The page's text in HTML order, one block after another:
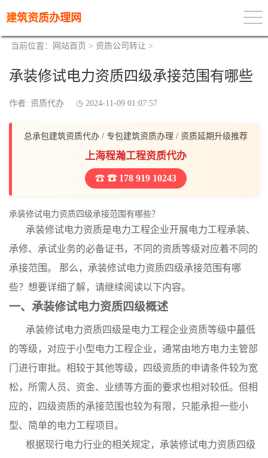
建筑资质办理网
当前位置： 网站首页 > 资质公司转让 >
承装修试电力资质四级承接范围有哪些
作者: 资质代办 2024-11-09 01:07:57
总承包建筑资质代办 / 专包建筑资质办理 / 资质延期升级推荐
上海程瀚工程资质代办
☎ 178 919 10243
承装修试电力资质四级承接范围有哪些？
承装修试电力资质是电力工程企业开展电力工程承装、
承修、承试业务的必备证书，不同的资质等级对应着不同的
承接范围。 那么，承装修试电力资质四级承接范围有哪
些？想要详细了解，请继续阅读以下内容。
一、承装修试电力资质四级概述
承装修试电力资质四级是电力工程企业资质等级中蕞低
的等级，对应于小型电力工程企业，通常由地方电力主管部
门进行审批。相较于其他等级，四级资质的申请条件较为宽
松，所需人员、资金、业绩等方面的要求也相对较低。但相
应的，四级资质的承接范围也较为有限，只能承担一些小
型、简单的电力工程项目。
根据现行电力行业的相关规定，承装修试电力资质四级